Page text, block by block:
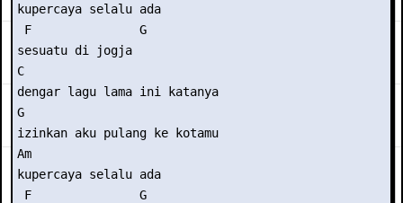
kupercaya selalu ada
F               G
sesuatu di jogja
C
dengar lagu lama ini katanya
G
izinkan aku pulang ke kotamu
Am
kupercaya selalu ada
F               G